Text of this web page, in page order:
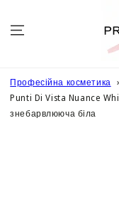
Професійна косметика
Punti Di Vista Nuance
знебарвлююча біла